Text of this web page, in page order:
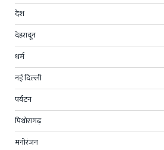
देश
देहरादून
धर्म
नई दिल्ली
पर्यटन
पिथोरागढ़
मनोरंजन